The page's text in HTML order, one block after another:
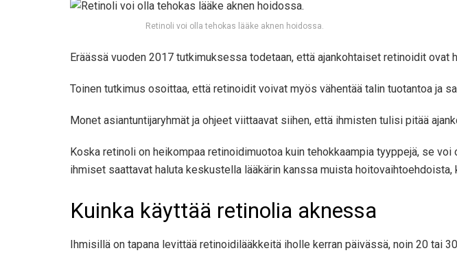
Retinoli voi olla tehokas lääke aknen hoidossa.
Eräässä vuoden 2017 tutkimuksessa todetaan, että ajankohtaiset retinoidit
Toinen tutkimus osoittaa, että retinoidit voivat myös vähentää talin tuotantoa ja
Monet asiantuntijaryhmät ja ohjeet viittaavat siihen, että ihmisten tulisi pitää
Koska retinoli on heikompaa retinoidimuotoa kuin tehokkaampia tyyppejä, se
ihmiset saattavat haluta keskustella lääkärin kanssa muista
Kuinka käyttää retinolia aknessa
Ihmisillä on tapana levittää retinoidilääkkeitä iholle kerran päivässä, noin 20 tai